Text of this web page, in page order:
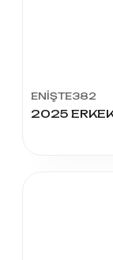
ENİŞTE382